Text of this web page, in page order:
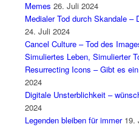
Memes 26. Juli 2024
Medialer Tod durch Skandale –
24. Juli 2024
Cancel Culture – Tod des
Simuliertes Leben, Simulierter
Resurrecting Icons – Gibt es
2024
Digitale Unsterblichkeit –
2024
Legenden bleiben für immer 19.